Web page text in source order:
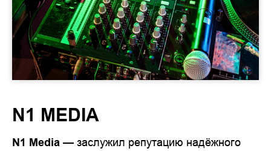
N1 MEDIA
N1 Media — заслужил репутацию надёжного